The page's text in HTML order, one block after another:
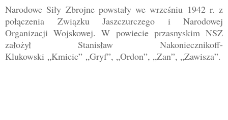
Narodowe Siły Zbrojne powstały we wrześniu 1942 r. z
połączenia Związku Jaszczurczego i Narodowej
Organizacji Wojskowej. W powiecie przasnyskim NSZ
założył Stanisław Nakoniecznikoff-
Klukowski „Kmicic” „Gryf”, „Ordon”, „Zan”, „Zawisza”.